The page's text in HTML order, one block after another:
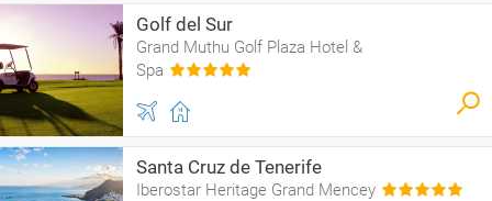
Golf del Sur
Grand Muthu Golf Plaza Hotel &
Spa
Santa Cruz de Tenerife
Iberostar Heritage Grand Mencey